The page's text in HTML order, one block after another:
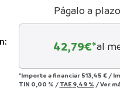
Págalo a
42,79€*al
*Importe a financiar 513,45 € /
TIN 0,00 % / TAE 9,49 % /Ver